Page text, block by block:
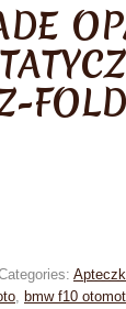
FOLD
, bmw f10